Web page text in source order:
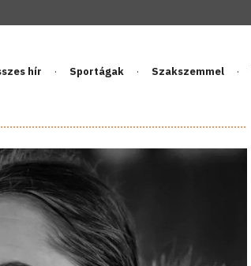
hír Sportágak Szakszemmel